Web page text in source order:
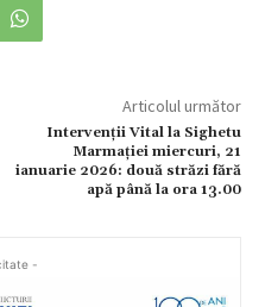
Articolul următor
Intervenții Vital la Sighetu
Marmației miercuri, 21
ianuarie 2026: două străzi fără
apă până la ora 13.00
-